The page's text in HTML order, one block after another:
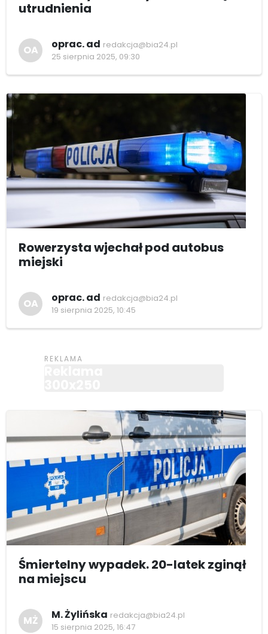
utrudnienia
OA oprac. ad redakcja@bia24.pl
25 sierpnia 2025, 09:30
Rowerzysta wjechał pod autobus
miejski
OA oprac. ad redakcja@bia24.pl
19 sierpnia 2025, 10:45
Śmiertelny wypadek. 20-latek zginął
na miejscu
MŻ M. Żylińska redakcja@bia24.pl
15 sierpnia 2025, 16:47